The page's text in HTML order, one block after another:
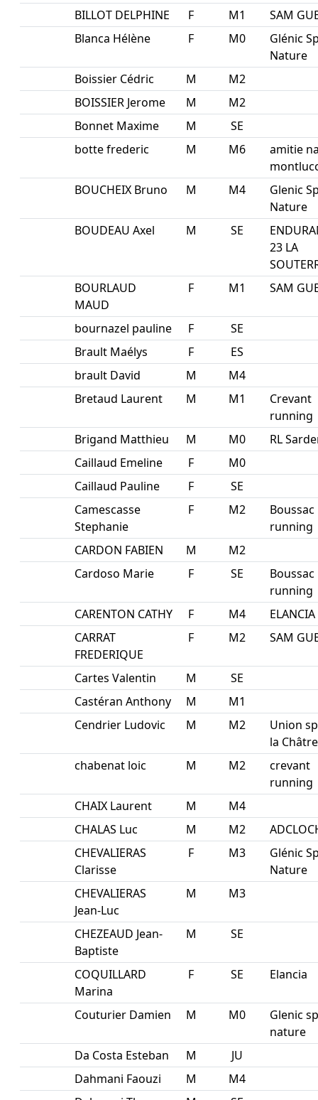
BILLOT DELPHINE
F M1
SAM
Blanca Hélène
F M0
Glénic
Nature
Boissier Cédric
M
M2
BOISSIER Jerome
M
M2
Bonnet Maxime
M
SE
botte frederic
M M6
amitie
BOUCHEIX Bruno
M M4
Glenic
Nature
BOUDEAU Axel
M SE
23 LA
BOURLAUD
MAUD
F M1 SAM
bournazel pauline F
SE
Brault Maélys
F
ES
brault David
M
M4
Bretaud Laurent
M M1
Crevant
running
Brigand Matthieu
M M0
RL
Caillaud Emeline
F
M0
Caillaud Pauline
F
SE
Camescasse
Stephanie
F M2
Boussac
running
CARDON FABIEN
M
M2
Cardoso Marie
F SE
Boussac
running
CARENTON CATHY
F M4
ELANCIA
CARRAT
FREDERIQUE
F M2 SAM
Cartes Valentin M
SE
Castéran Anthony
M
M1
Cendrier Ludovic
M M2
Union
la Châtre
chabenat loic
M M2
crevant
running
CHAIX Laurent
M
M4
CHALAS Luc
M M2
CHEVALIERAS
Clarisse
F M3
Glénic
Nature
CHEVALIERAS
Jean-Luc
M M3
CHEZEAUD Jean-
Baptiste
M SE
COQUILLARD
Marina
F SE Elancia
Couturier Damien M M0
Glenic
nature
Da Costa Esteban
M
JU
Dahmani Faouzi
M
M4